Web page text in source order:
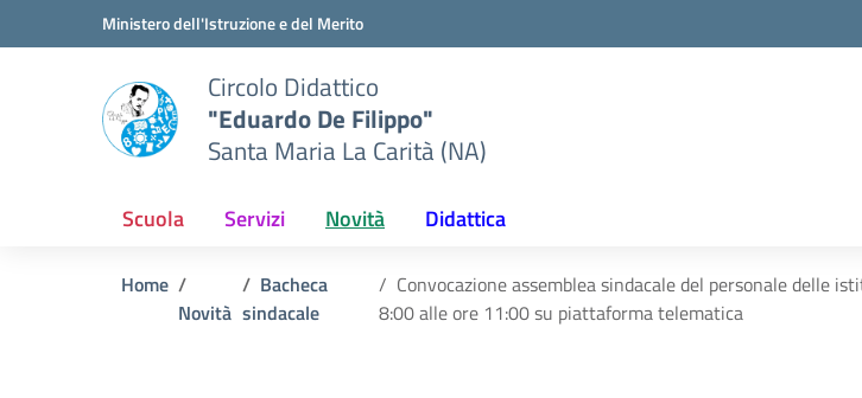
Vai ai contenuti
Vai al menu di navigazioneMinistero dell'Istruzione e del Merito
Circolo Didattico
"Eduardo De Filippo"
Santa Maria La Carità (NA)
Scuola Servizi Novità Didattica
Home
Novità
Bacheca
sindacale
Convocazione assemblea sindacale del personale delle
8:00 alle ore 11:00 su piattaforma telematica